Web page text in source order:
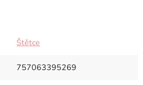
Štětce
757063395269